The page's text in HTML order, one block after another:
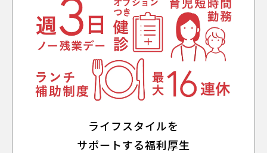
ライフスタイルを
サポートする福利厚生